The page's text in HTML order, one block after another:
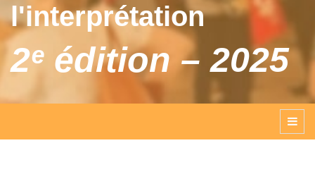
l'interprétation
2ᵉ édition – 2025